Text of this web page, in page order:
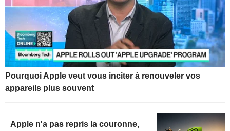
Pourquoi Apple veut vous inciter à renouveler vos
appareils plus souvent
Apple n'a pas repris la couronne,